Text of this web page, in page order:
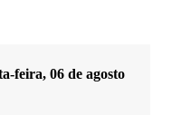
feira, 06 de agosto